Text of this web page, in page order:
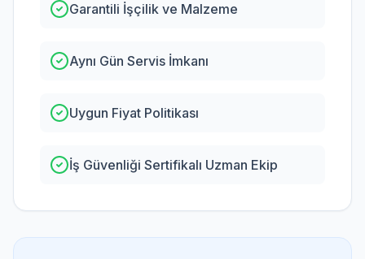
Garantili İşçilik ve Malzeme
Aynı Gün Servis İmkanı
Uygun Fiyat Politikası
İş Güvenliği Sertifikalı Uzman Ekip